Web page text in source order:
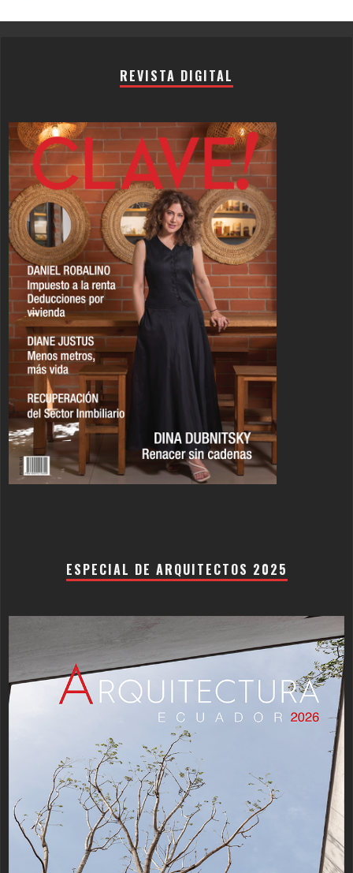
REVISTA DIGITAL
ESPECIAL DE ARQUITECTOS 2025